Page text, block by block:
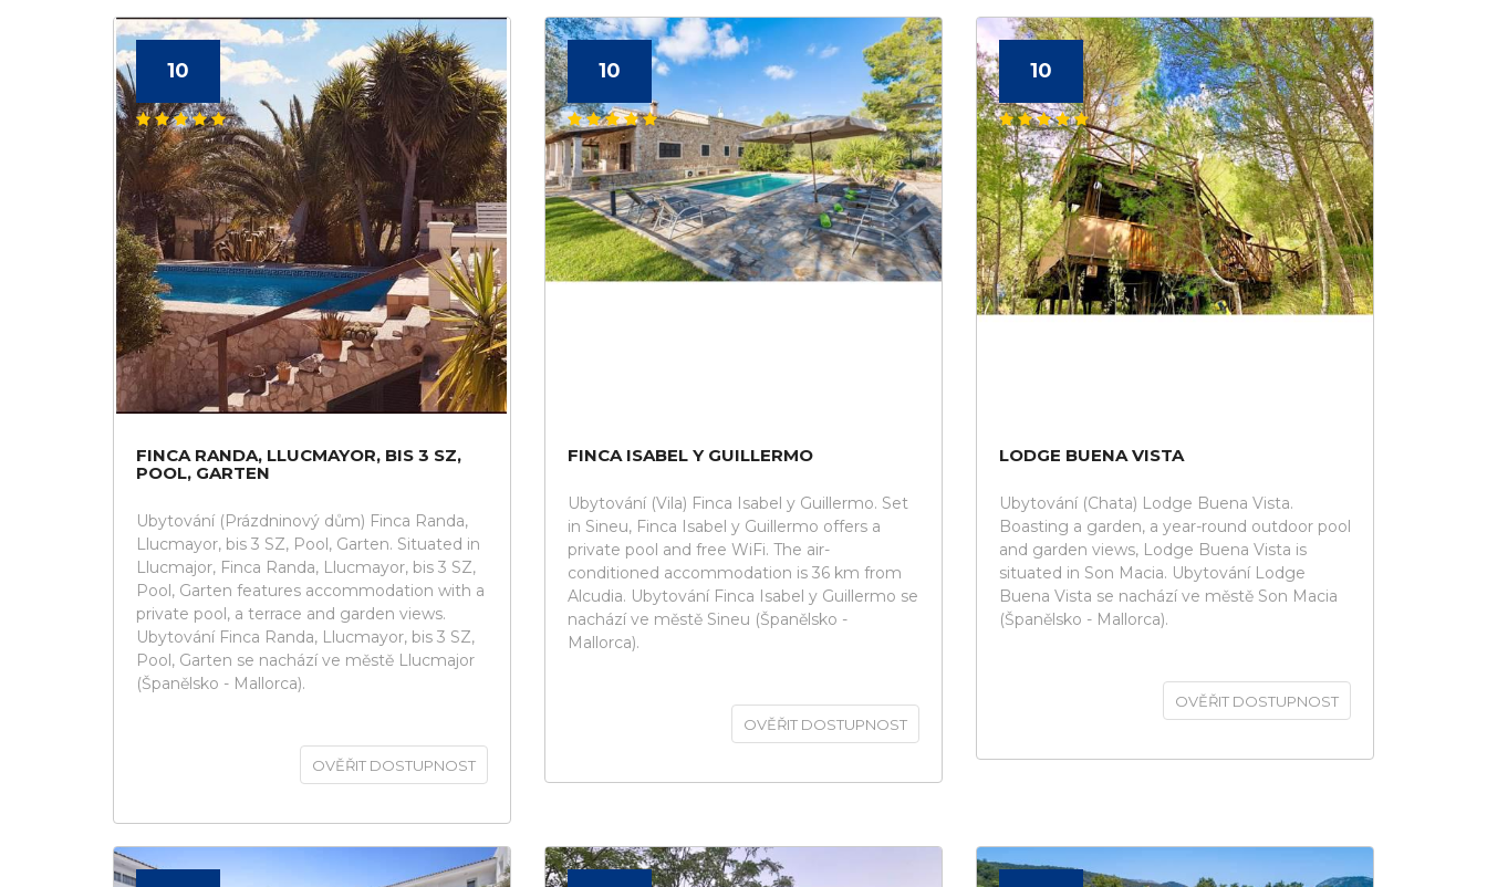
10
FINCA RANDA, LLUCMAYOR, BIS 3 SZ,
POOL, GARTEN
Ubytování (Prázdninový dům) Finca Randa,
Llucmayor, bis 3 SZ, Pool, Garten. Situated in
Llucmajor, Finca Randa, Llucmayor, bis 3 SZ,
Pool, Garten features accommodation with a
private pool, a terrace and garden views.
Ubytování Finca Randa, Llucmayor, bis 3 SZ,
Pool, Garten se nachází ve městě Llucmajor
(Španělsko - Mallorca).
OVĚŘIT DOSTUPNOST
10
FINCA ISABEL Y GUILLERMO
Ubytování (Vila) Finca Isabel y Guillermo. Set
in Sineu, Finca Isabel y Guillermo offers a
private pool and free WiFi. The air-
conditioned accommodation is 36 km from
Alcudia. Ubytování Finca Isabel y Guillermo se
nachází ve městě Sineu (Španělsko -
Mallorca).
OVĚŘIT DOSTUPNOST
10
LODGE BUENA VISTA
Ubytování (Chata) Lodge Buena Vista.
Boasting a garden, a year-round outdoor pool
and garden views, Lodge Buena Vista is
situated in Son Macia. Ubytování Lodge
Buena Vista se nachází ve městě Son Macia
(Španělsko - Mallorca).
OVĚŘIT DOSTUPNOST